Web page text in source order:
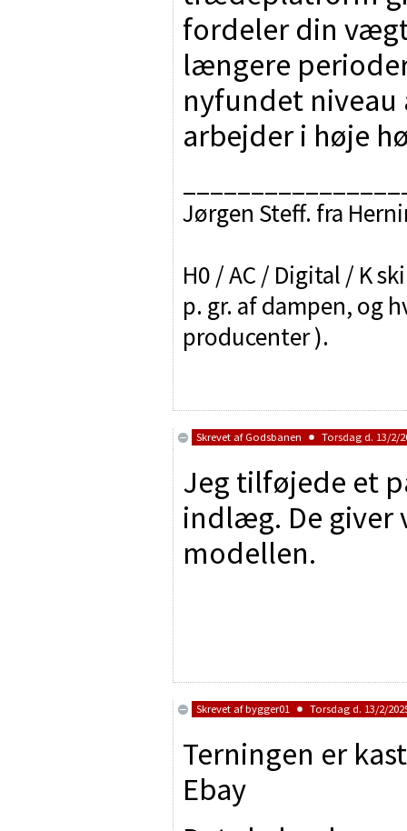
fordeler din
længere
nyfundet
arbejder i høje
Jørgen Steff. fra
H0 / AC / Digital / K
p. gr. af dampen, og
producenter ).
Skrevet af Godsbanen Torsdag d. 13/2/
Jeg tilføjede et
indlæg. De giver
modellen.
Skrevet afbygger01 Torsdag d. 13/2/
Terningen er
Ebay